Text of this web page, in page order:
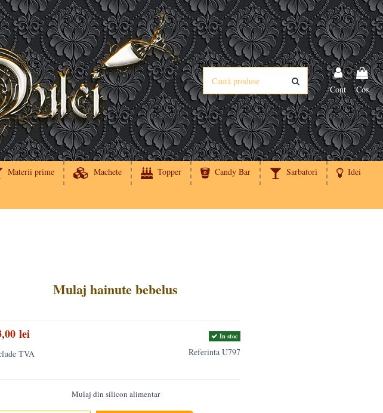
Cont Cos
Materii prime Machete Topper Candy Bar Sarbatori Idei
Mulaj hainute bebelus
Referinta U797
In stoc
lei
TVA
Mulaj din silicon alimentar